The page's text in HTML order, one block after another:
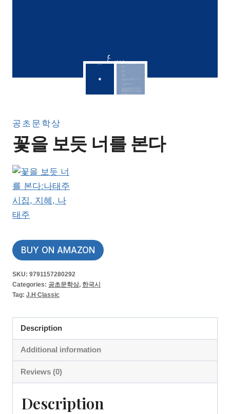
공초문학상
꽃을 보듯 너를 본다
BUY ON AMAZON
SKU: 9791157280292
Categories: 공초문학상, 한국시
Tag: J.H Classic
Description
Additional information
Reviews (0)
Description